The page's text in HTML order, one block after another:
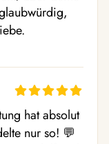
hat absolut
nur so! 💬